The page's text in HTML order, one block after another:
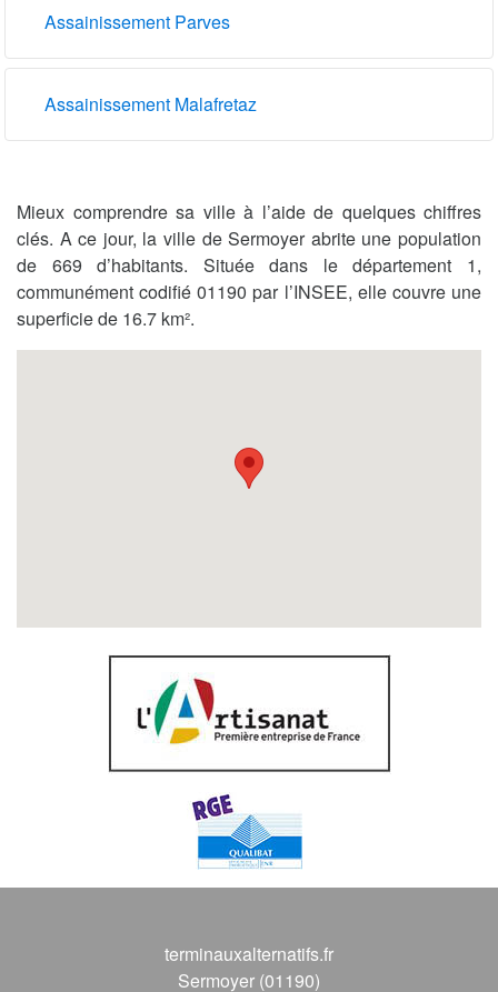
Assainissement Parves
Assainissement Malafretaz
Mieux comprendre sa ville à l’aide de quelques chiffres
clés. A ce jour, la ville de Sermoyer abrite une population
de 669 d’habitants. Située dans le département 1,
communément codifié 01190 par l’INSEE, elle couvre une
superficie de 16.7 km².
terminauxalternatifs.fr
Sermoyer (01190)